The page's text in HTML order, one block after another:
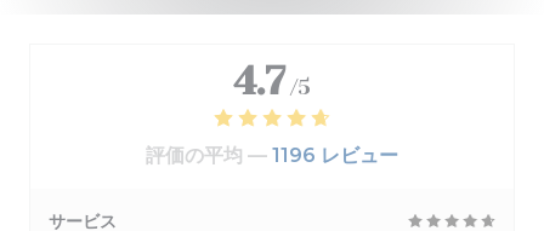
4.7 /5
評価の平均 — 1196 レビュー
サービス